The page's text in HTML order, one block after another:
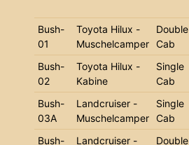
Bush-
01
Toyota Hilux -
Muschelcamper
Double
Cab
Bush-
02
Toyota Hilux -
Kabine
Single
Cab
Bush-
03A
Landcruiser -
Muschelcamper
Single
Cab
Bush-
Landcruiser -
Double